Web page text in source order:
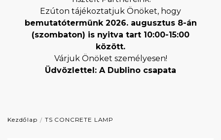
Ezúton tájékoztatjuk Önöket, hogy
bemutatótermünk 2026. augusztus 8-án
(szombaton) is nyitva tart 10:00-15:00
között.
Várjuk Önöket személyesen!
Üdvözlettel: A Dublino csapata
Kezdőlap TS CONCRETE LAMP